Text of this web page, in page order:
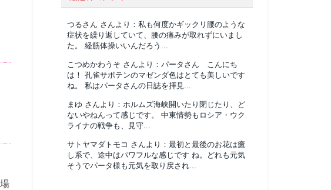
つるさん さんより： 私も何度かギックリ腰のような
症状を繰り返していて、腰の痛みが取れずにいまし
た。 経筋体操いいんだろう...
こつめかわうそ さんより： パータさん こんにち
は！ 孔雀サボテンのマゼンダ色はとても美しいです
ね。 私はパータさんの日誌を拝見...
まゆ さんより： ホルムズ海峡開いたり閉じたり、ど
ないやねんって感じです。 中東情勢もロシア・ウク
ライナの戦争も、見守...
サトヤマダトモコ さんより： 最初と最後のお花は癒
し系で、途中はパワフルな感じです ね。どれも元気
そうでパータ様も元気を取り戻され...